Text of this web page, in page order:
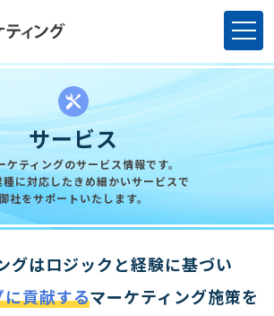
サービス
ケティングのサービス情報です。
に対応したきめ細かいサービスで
社をサポートいたします。
グはロジックと経験に基づい
貢献するマーケティング施策を